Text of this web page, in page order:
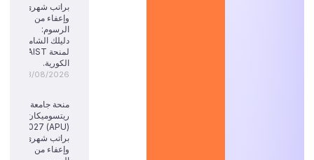
براتب شهري
وإعفاء من
الرسوم:
دليلك الشامل
لمنحة KAIST
الكورية.
03/08/2026
منحة جامعة
ريتسوميكان
(APU) 2027:
براتب شهري
وإعفاء من